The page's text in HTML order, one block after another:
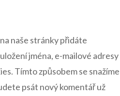
naše stránky přidáte
jména, e-mailové adresy
Tímto způsobem se snažíme
psát nový komentář už